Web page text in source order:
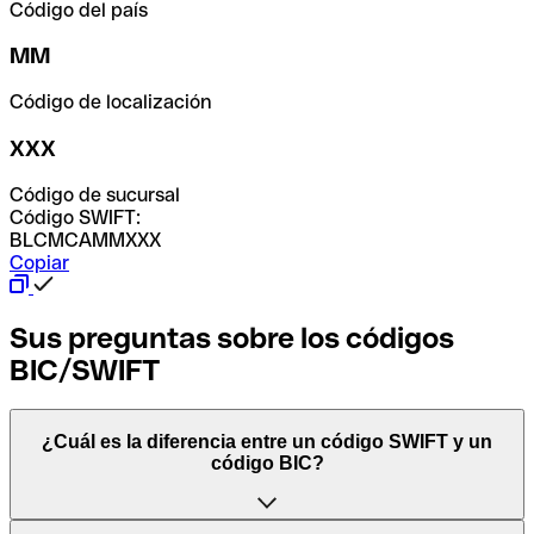
Código del país
MM
Código de localización
XXX
Código de sucursal
Código SWIFT:
BLCMCAMMXXX
Copiar
Sus preguntas sobre los códigos
BIC/SWIFT
¿Cuál es la diferencia entre un código SWIFT y un
código BIC?